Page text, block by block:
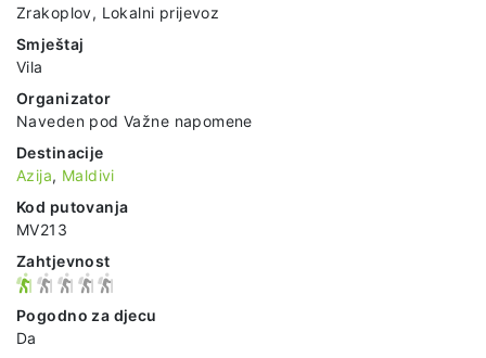
Zrakoplov, Lokalni prijevoz
Smještaj
Vila
Organizator
Naveden pod Važne napomene
Destinacije
Azija, Maldivi
Kod putovanja
MV213
Zahtjevnost
Pogodno za djecu
Da